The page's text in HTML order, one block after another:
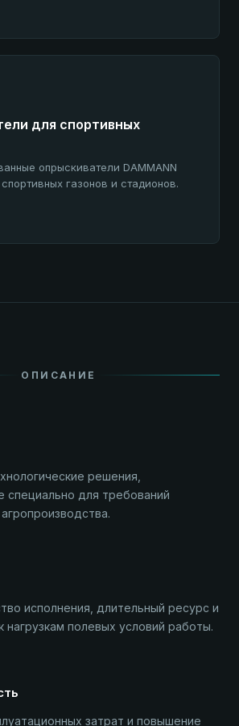
для спортивных
опрыскиватели DAMMANN
газонов и стадионов.
ОПИСАНИЕ
решения,
специально для требований
исполнения, длительный ресурс и
нагрузкам полевых условий работы.
затрат и повышение